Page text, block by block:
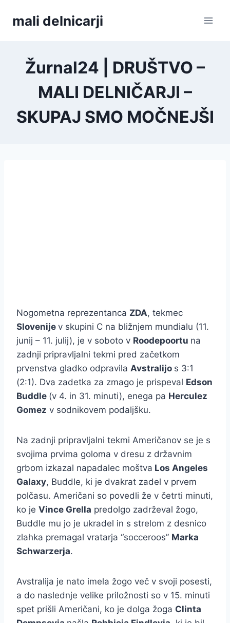
mali delnicarji
Žurnal24 | DRUŠTVO –
MALI DELNIČARJI –
SKUPAJ SMO MOČNEJŠI
Nogometna reprezentanca ZDA, tekmec
Slovenije v skupini C na bližnjem mundialu (11.
junij – 11. julij), je v soboto v Roodepoortu na
zadnji pripravljalni tekmi pred začetkom
prvenstva gladko odpravila Avstralijo s 3:1
(2:1). Dva zadetka za zmago je prispeval Edson
Buddle (v 4. in 31. minuti), enega pa Herculez
Gomez v sodnikovem podaljšku.
Na zadnji pripravljalni tekmi Američanov se je s
svojima prvima goloma v dresu z državnim
grbom izkazal napadalec moštva Los Angeles
Galaxy, Buddle, ki je dvakrat zadel v prvem
polčasu. Američani so povedli že v četrti minuti,
ko je Vince Grella predolgo zadrževal žogo,
Buddle mu jo je ukradel in s strelom z desnico
zlahka premagal vratarja “socceroos” Marka
Schwarzerja.
Avstralija je nato imela žogo več v svoji posesti,
a do naslednje velike priložnosti so v 15. minuti
spet prišli Američani, ko je dolga žoga Clinta